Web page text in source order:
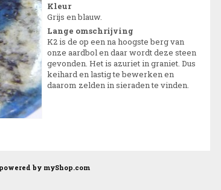
Kleur
Grijs en blauw.
Lange omschrijving
K2 is de op een na hoogste berg van
onze aardbol en daar wordt deze steen
gevonden. Het is azuriet in graniet. Dus
keihard en lastig te bewerken en
daarom zelden in sieraden te vinden.
powered by myShop.com